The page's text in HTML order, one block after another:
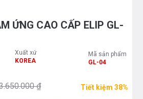
ỨNG CAO CẤP ELIP GL-
Xuất xứ
KOREA
Mã sản phẩm
GL-04
₫ Tiết kiệm 38%